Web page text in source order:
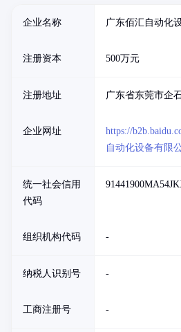
企业名称 广东佰汇自动化
注册资本 500万元
注册地址 广东省东莞市企
企业网址
https://
自动化设备有限
统一社会信用
代码
组织机构代码 -
纳税人识别号 -
工商注册号 -